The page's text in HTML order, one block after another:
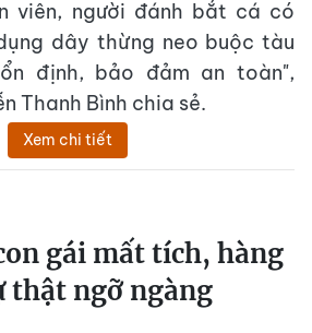
viên, người đánh bắt cá có
dây thừng neo buộc tàu
định, bảo đảm an toàn",
Thanh Bình chia sẻ.
Xem chi tiết
gái mất tích, hàng
thật ngỡ ngàng